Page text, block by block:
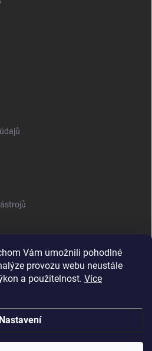
Vám umožnili pohodlné
provozu webu neustále
a použitelnost. Více
Nastavení
. Všechna práva vyhrazena.Upravit